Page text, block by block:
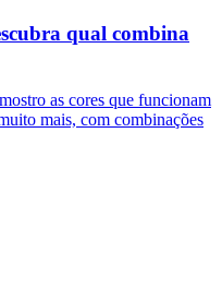
qual combina
as cores que funcionam
mais, com combinações